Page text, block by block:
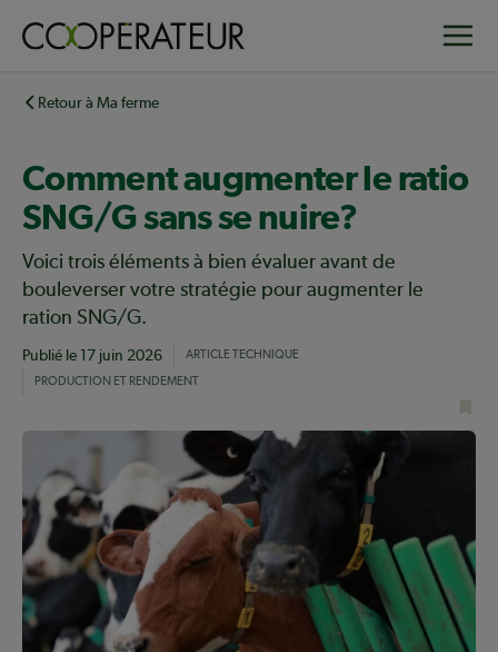
principalRetour à Ma ferme
Comment augmenter le ratio
SNG/G sans se nuire?
Voici trois éléments à bien évaluer avant de
bouleverser votre stratégie pour augmenter le
ration SNG/G.
Publié le 17 juin 2026
ARTICLE TECHNIQUE
PRODUCTION ET RENDEMENT